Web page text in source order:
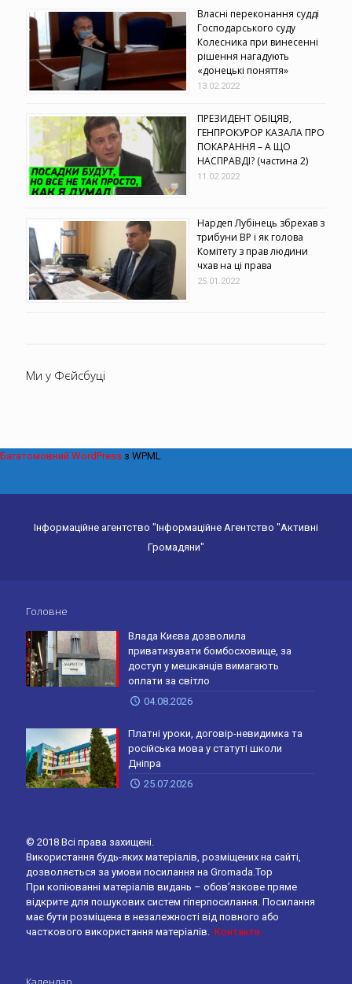
Власні переконання судді
Господарського суду
Колесника при винесенні
рішення нагадують
«донецькі поняття»
13.02.2022
ПРЕЗИДЕНТ ОБІЦЯВ,
ГЕНПРОКУРОР КАЗАЛА ПРО
ПОКАРАННЯ – А ЩО
НАСПРАВДІ? (частина 2)
11.02.2022
Нардеп Лубінець збрехав з
трибуни ВР і як голова
Комітету з прав людини
чхав на ці права
25.01.2022
Ми у Фєйсбуці
Інформаційне агентство "Інформаційне Агентство "Активні
Громадяни"
Головне
Влада Києва дозволила
приватизувати бомбосховище, за
доступ у мешканців вимагають
оплати за світло
04.08.2026
Платні уроки, договір-невидимка та
російська мова у статуті школи
Дніпра
25.07.2026
© 2018 Всі права захищені.
Використання будь-яких матеріалів, розміщених на сайті,
дозволяється за умови посилання на Gromada.Top
При копіюванні матеріалів видань – обов’язкове пряме
відкрите для пошукових систем гіперпосилання. Посилання
має бути розміщена в незалежності від повного або
часткового використання матеріалів. Контакти
Багатомовний WordPress з WPML